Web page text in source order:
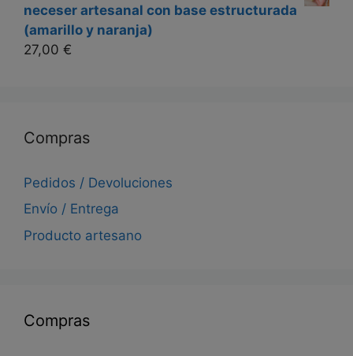
neceser artesanal con base estructurada
(amarillo y naranja)
27,00 €
Compras
Pedidos / Devoluciones
Envío / Entrega
Producto artesano
Compras